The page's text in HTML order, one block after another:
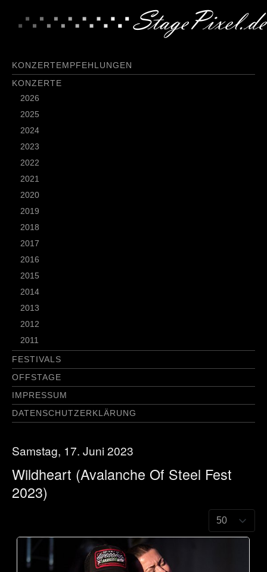
KONZERTEMPFEHLUNGEN
KONZERTE
2026
2025
2024
2023
2022
2021
2020
2019
2018
2017
2016
2015
2014
2013
2012
2011
FESTIVALS
OFFSTAGE
IMPRESSUM
DATENSCHUTZERKLÄRUNG
Samstag, 17. Juni 2023
Wildheart (Avalanche Of Steel Fest
2023)